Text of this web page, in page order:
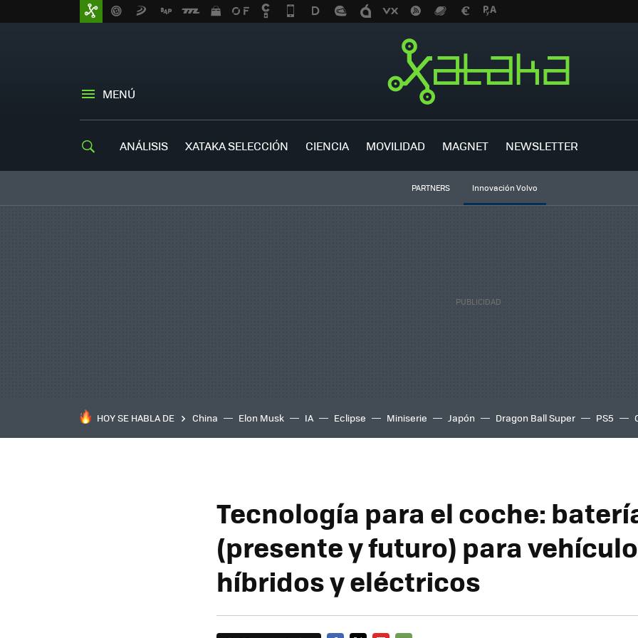
MENÚ
ANÁLISIS XATAKA SELECCIÓN CIENCIA MOVILIDAD MAGNET NEWSLETTER
PARTNERS Innovación Volvo
HOY SE HABLA DE China Elon Musk IA Eclipse Miniserie Japón Dragon Ball Super PS5
Tecnología para el coche:
(presente y futuro) para
híbridos y eléctricos